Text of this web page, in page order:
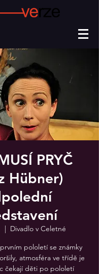
PRYČ
Hübner)
  |
Divadlo v Celetné
pololetí se známky
atmosféra ve třídě je
čekají děti po pololetí